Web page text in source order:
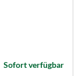
Sofort verfügbar